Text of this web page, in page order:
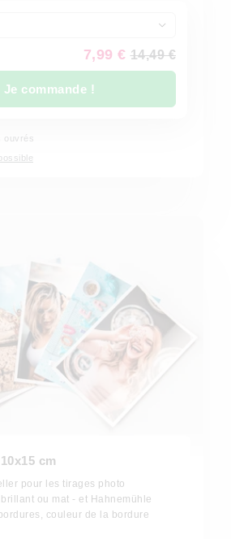
7,99 € 14,49 €
Je commande !
ouvrés
cm
pour les tirages photo
ou mat - et Hahnemühle
couleur de la bordure